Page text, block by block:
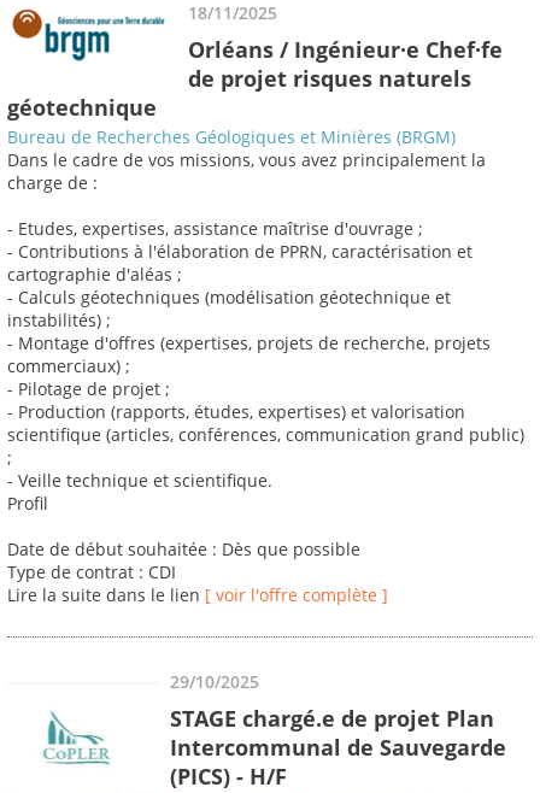
18/11/2025
Orléans / Ingénieur·e Chef·fe
de projet risques naturels
géotechnique
Bureau de Recherches Géologiques et Minières (BRGM)
Dans le cadre de vos missions, vous avez principalement la
charge de :
- Etudes, expertises, assistance maîtrise d'ouvrage ;
- Contributions à l'élaboration de PPRN, caractérisation et
cartographie d'aléas ;
- Calculs géotechniques (modélisation géotechnique et
instabilités) ;
- Montage d'offres (expertises, projets de recherche, projets
commerciaux) ;
- Pilotage de projet ;
- Production (rapports, études, expertises) et valorisation
scientifique (articles, conférences, communication grand public)
;
- Veille technique et scientifique.
Profil
Date de début souhaitée : Dès que possible
Type de contrat : CDI
Lire la suite dans le lien [ voir l'offre complète ]
29/10/2025
STAGE chargé.e de projet Plan
Intercommunal de Sauvegarde
(PICS) - H/F